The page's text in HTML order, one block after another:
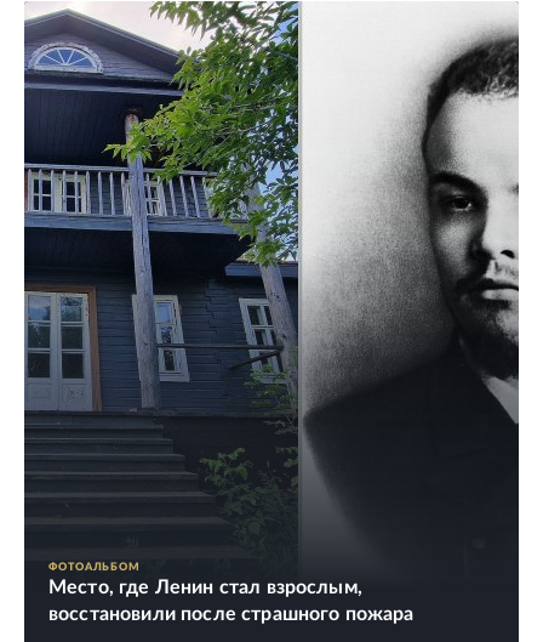
ФОТОАЛЬБОМ
Место, где Ленин стал взрослым,
восстановили после страшного пожара